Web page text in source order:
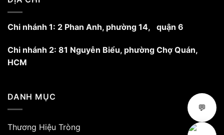
Chi nhánh 1: 2 Phan Anh, phường 14, quận 6
Chi nhánh 2: 81 Nguyễn Biểu, phường Chợ Quán,
HCM
DANH MỤC
Thương Hiệu Tròng
💬